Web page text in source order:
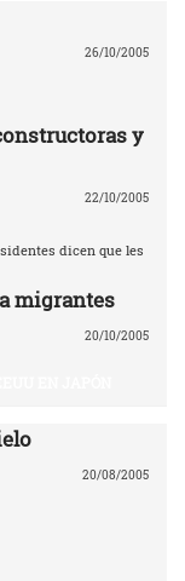
26/10/2005
y
22/10/2005
dicen que les
migrantes
20/10/2005
20/08/2005